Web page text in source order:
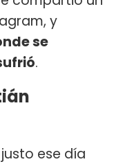
y
se
.
ese día